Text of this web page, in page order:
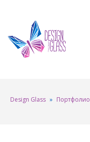
Design Glass » Портфолио